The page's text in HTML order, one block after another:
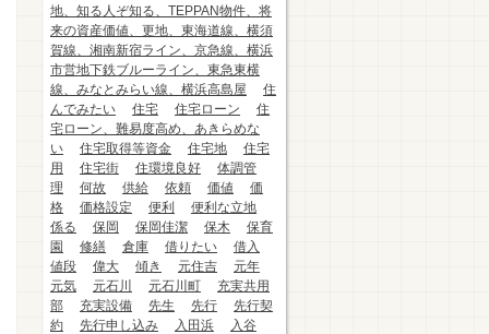
地、知る人ぞ知る、TEPPAN物件、将
来の資産価値、更地、東海道線、横須
賀線、湘南新宿ライン、京急線、横浜
市営地下鉄ブルーライン、東急東横
線、みなとみらい線、横浜高島屋
住
んでみたい
住宅 住宅ローン
住
宅ローン、難易度高め、あきらめな
い
住宅取得等資金 住宅地
住宅
用
住宅街 住環境良好
体調管
理
何故 供給 依頼 価値
価
格
価格設定 便利
便利な立地
係る
保岡 保岡佳潔 保木
保育
園
修繕 倉庫 借りたい
借入
値段
偉大 傾き 元住吉
元年
元気
元石川 元石川町
充実共用
部
充実設備 先生 先行
先行契
約
先行申し込み 入田浜
入谷